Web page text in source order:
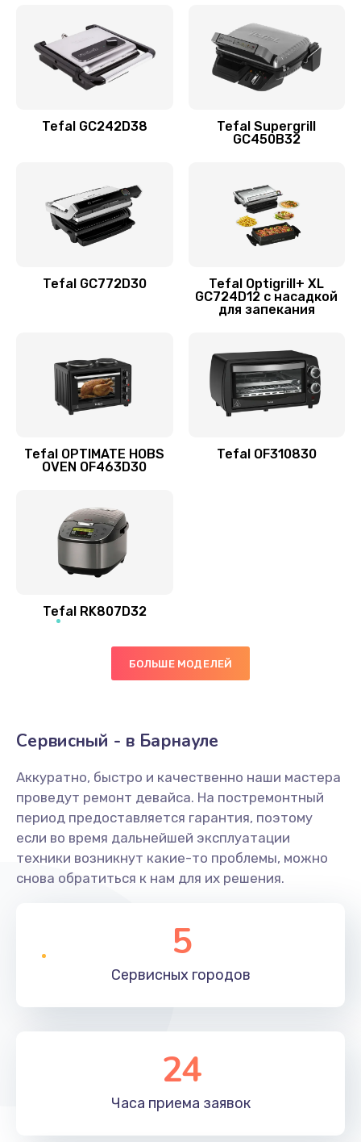
Tefal GC242D38
Tefal Supergrill
GC450B32
Tefal GC772D30
Tefal Optigrill+ XL
GC724D12 с насадкой
для запекания
Tefal OPTIMATE HOBS
OVEN OF463D30
Tefal OF310830
Tefal RK807D32
БОЛЬШЕ МОДЕЛЕЙ
Сервисный - в Барнауле
Аккуратно, быстро и качественно наши мастера
проведут ремонт девайса. На постремонтный
период предоставляется гарантия, поэтому
если во время дальнейшей эксплуатации
техники возникнут какие-то проблемы, можно
снова обратиться к нам для их решения.
5
Сервисных городов
24
Часа приема заявок